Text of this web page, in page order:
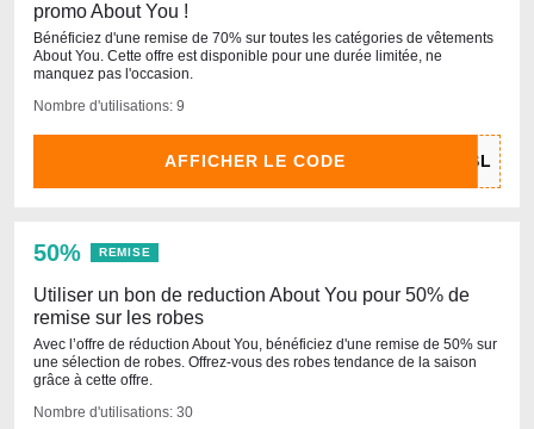
promo About You !
Bénéficiez d'une remise de 70% sur toutes les catégories de vêtements
About You. Cette offre est disponible pour une durée limitée, ne
manquez pas l'occasion.
Nombre d'utilisations: 9
AFFICHER LE CODE
50% REMISE
Utiliser un bon de reduction About You pour 50% de
remise sur les robes
Avec l’offre de réduction About You, bénéficiez d'une remise de 50% sur
une sélection de robes. Offrez-vous des robes tendance de la saison
grâce à cette offre.
Nombre d'utilisations: 30